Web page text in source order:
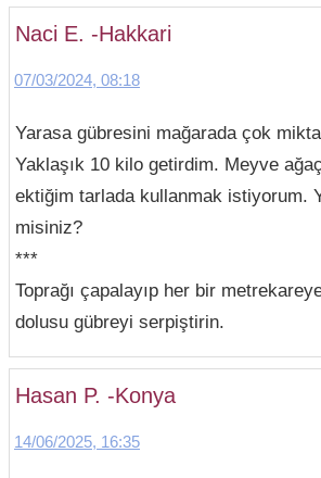
Naci E. -Hakkari
07/03/2024, 08:18
Yarasa gübresini mağarada çok
Yaklaşık 10 kilo getirdim. Meyve
ektiğim tarlada kullanmak istiyorum.
misiniz?
***
Toprağı çapalayıp her bir
dolusu gübreyi serpiştirin.
Hasan P. -Konya
14/06/2025, 16:35